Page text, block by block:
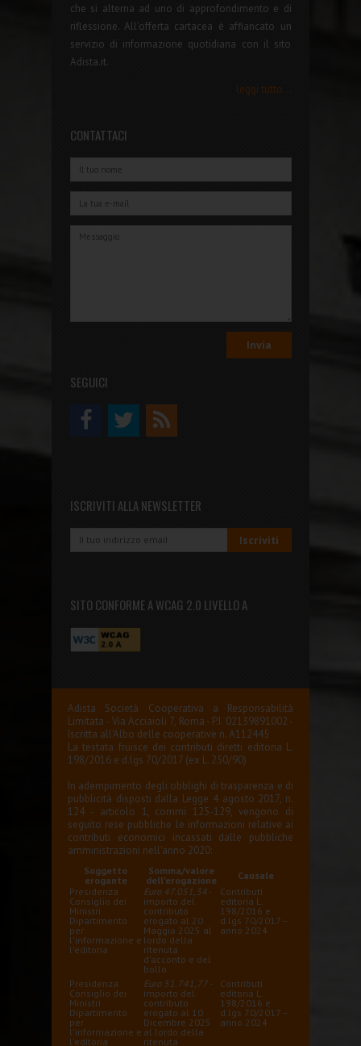
che si alterna ad uno di approfondimento e di
riflessione. All'offerta cartacea è affiancato un
servizio di informazione quotidiana con il sito
Adista.it.
leggi tutto...
CONTATTACI
SEGUICI
ISCRIVITI ALLA NEWSLETTER
SITO CONFORME A WCAG 2.0 LIVELLO A
Adista Società Cooperativa a Responsabilità
Limitata - Via Acciaioli 7, Roma - P.I. 02139891002 -
Iscritta all'Albo delle cooperative n. A112445
La testata fruisce dei contributi diretti editoria L.
198/2016 e d.lgs 70/2017 (ex L. 250/90)
In adempimento degli obblighi di trasparenza e di
pubblicità disposti dalla Legge 4 agosto 2017, n.
124 - articolo 1, commi 125-129, vengono di
seguito rese pubbliche le informazioni relative ai
contributi economici incassati dalle pubbliche
amministrazioni nell'anno 2020:
Soggetto
erogante
Somma/valore
dell'erogazione
Causale
Presidenza
Consiglio dei
Ministri
Dipartimento
per
l'informazione e
l'editoria
Euro 47.051,34 -
importo del
contributo
erogato al 20
Maggio 2025 al
lordo della
ritenuta
d'acconto e del
bollo
Contributi
editoria L.
198/2016 e
d.lgs 70/2017 –
anno 2024
Presidenza
Consiglio dei
Ministri
Dipartimento
per
l'informazione e
l'editoria
Euro 51.741,77 -
importo del
contributo
erogato al 10
Dicembre 2025
al lordo della
ritenuta
Contributi
editoria L.
198/2016 e
d.lgs 70/2017 –
anno 2024